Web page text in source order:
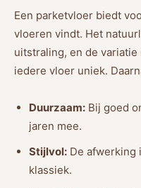
Een parketvloer biedt
vloeren vindt. Het
uitstraling, en de
iedere vloer uniek.
Duurzaam: Bij goed
jaren mee.
Stijlvol: De afwerking
klassiek.